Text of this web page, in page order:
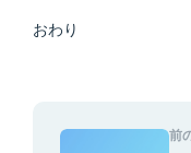
おわり
前